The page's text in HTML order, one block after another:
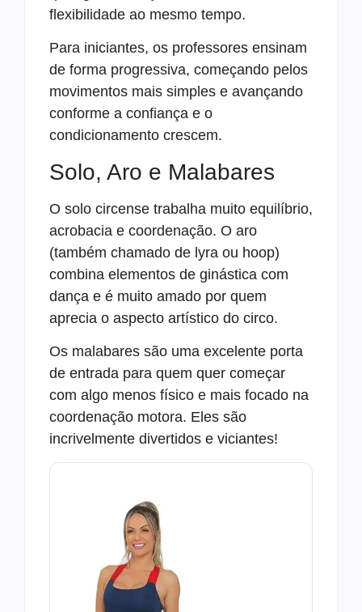
flexibilidade ao mesmo tempo.
Para iniciantes, os professores ensinam
de forma progressiva, começando pelos
movimentos mais simples e avançando
conforme a confiança e o
condicionamento crescem.
Solo, Aro e Malabares
O solo circense trabalha muito equilíbrio,
acrobacia e coordenação. O aro
(também chamado de lyra ou hoop)
combina elementos de ginástica com
dança e é muito amado por quem
aprecia o aspecto artístico do circo.
Os malabares são uma excelente porta
de entrada para quem quer começar
com algo menos físico e mais focado na
coordenação motora. Eles são
incrivelmente divertidos e viciantes!